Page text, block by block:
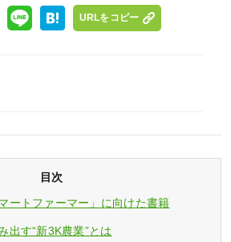
URLをコピー
目次
ートファーマー」に向けた書籍
出す“新3K農業”とは